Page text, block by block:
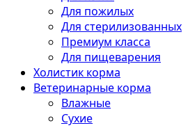
Для пожилых
Для стерилизованных
Премиум класса
Для пищеварения
Холистик корма
Ветеринарные корма
Влажные
Сухие